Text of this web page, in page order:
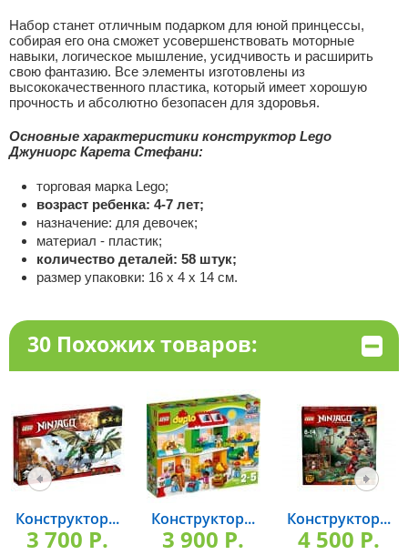
Набор станет отличным подарком для юной принцессы,
собирая его она сможет усовершенствовать моторные
навыки, логическое мышление, усидчивость и расширить
свою фантазию. Все элементы изготовлены из
высококачественного пластика, который имеет хорошую
прочность и абсолютно безопасен для здоровья.
Основные характеристики конструктор Lego
Джуниорс Карета Стефани:
торговая марка Lego;
возраст ребенка: 4-7 лет;
назначение: для девочек;
материал - пластик;
количество деталей: 58 штук;
размер упаковки: 16 х 4 х 14 см.
30 Похожих товаров:
Конструктор...
3 700 P.
Конструктор...
3 900 P.
Конструктор...
4 500 P.